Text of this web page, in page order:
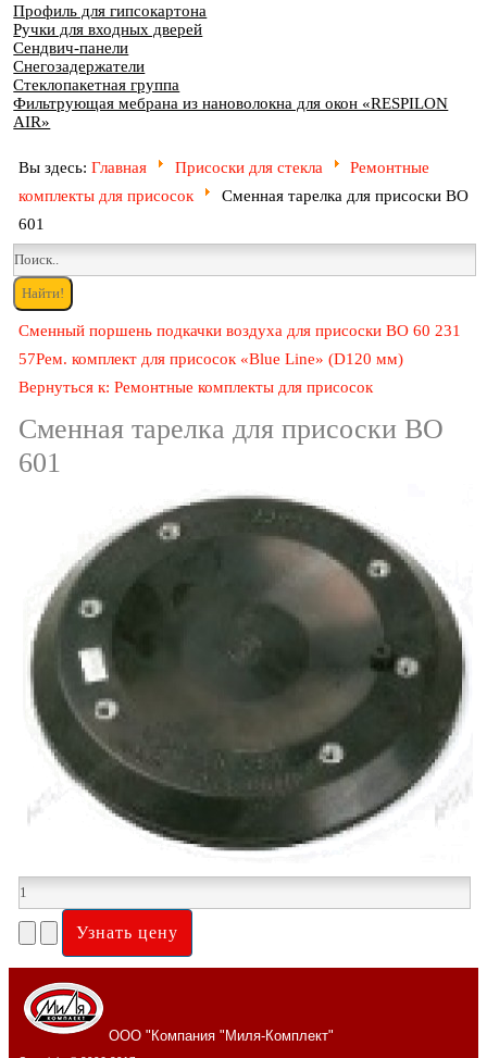
Профиль для гипсокартона
Ручки для входных дверей
Сендвич-панели
Снегозадержатели
Стеклопакетная группа
Фильтрующая мебрана из нановолокна для окон «RESPILON
AIR»
Вы здесь:Главная Присоски для стекла
Ремонтные
комплекты для присосок
Сменная тарелка для присоски ВО
601
Сменный поршень подкачки воздуха для присоски ВО 60 231
57Рем. комплект для присосок «Blue Line» (D120 мм)
Вернуться к: Ремонтные комплекты для присосок
Сменная тарелка для присоски ВО
601
ООО "Компания "Миля-Комплект"